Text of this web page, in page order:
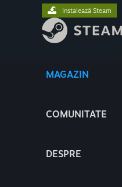
MAGAZIN
COMUNITATE
DESPRE
Instalează Steam